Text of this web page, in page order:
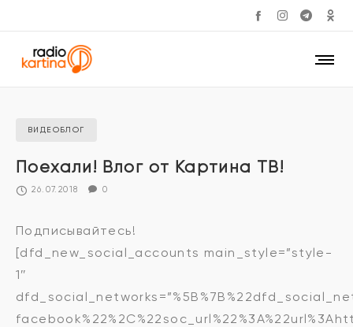
ВИДЕОБЛОГ
Поехали! Влог от Картина ТВ!
26.07.2018 0
Подписывайтесь!
[dfd_new_social_accounts main_style=”style-
1″